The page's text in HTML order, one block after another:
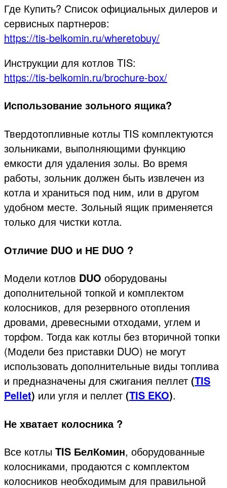
Где Купить? Список официальных дилеров и
сервисных партнеров:
https://tis-belkomin.ru/wheretobuy/
Инструкции для котлов TIS:
https://tis-belkomin.ru/brochure-box/
Использование зольного ящика?
Твердотопливные котлы TIS комплектуются
зольниками, выполняющими функцию
емкости для удаления золы. Во время
работы, зольник должен быть извлечен из
котла и храниться под ним, или в другом
удобном месте. Зольный ящик применяется
только для чистки котла.
Отличие DUO и НЕ DUO ?
Модели котлов DUO оборудованы
дополнительной топкой и комплектом
колосников, для резервного отопления
дровами, древесными отходами, углем и
торфом. Тогда как котлы без вторичной топки
(Модели без приставки DUO) не могут
использовать дополнительные виды топлива
и предназначены для сжигания пеллет (TIS
Pellet) или угля и пеллет (TIS EKO).
Не хватает колосника ?
Все котлы TIS БелКомин, оборудованные
колосниками, продаются с комплектом
колосников необходимым для правильной